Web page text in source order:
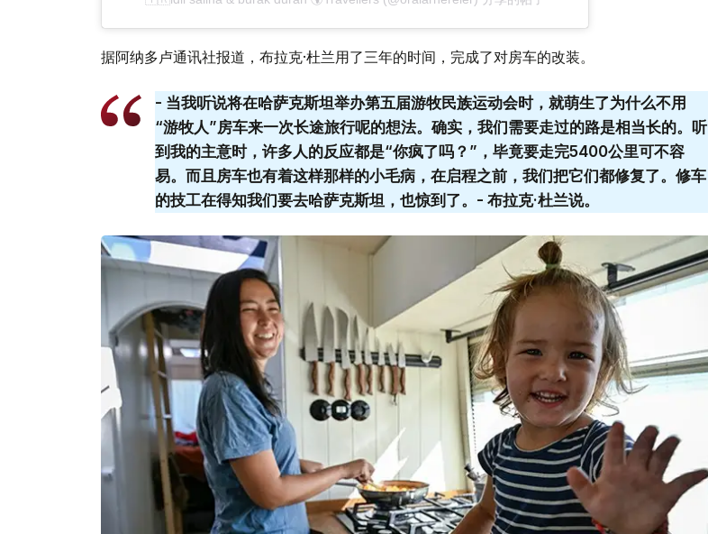
据阿纳多卢通讯社报道，布拉克·杜兰用了三年的时间，完成了对房车的改装。
- 当我听说将在哈萨克斯坦举办第五届游牧民族运动会时，就萌生了为什么不用
“游牧人”房车来一次长途旅行呢的想法。确实，我们需要走过的路是相当长的。听
到我的主意时，许多人的反应都是“你疯了吗？”，毕竟要走完5400公里可不容
易。而且房车也有着这样那样的小毛病，在启程之前，我们把它们都修复了。修车
的技工在得知我们要去哈萨克斯坦，也惊到了。- 布拉克·杜兰说。